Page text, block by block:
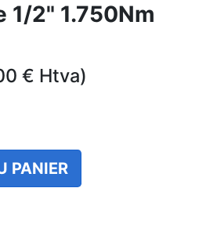
1/2" 1.750Nm
€ Htva)
PANIER